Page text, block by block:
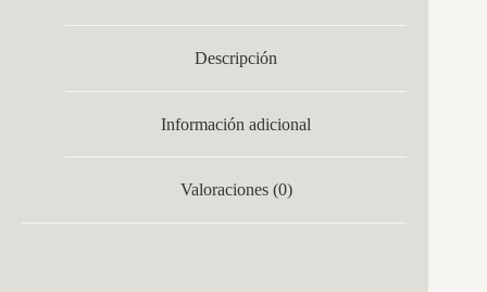
Descripción
Información adicional
Valoraciones (0)